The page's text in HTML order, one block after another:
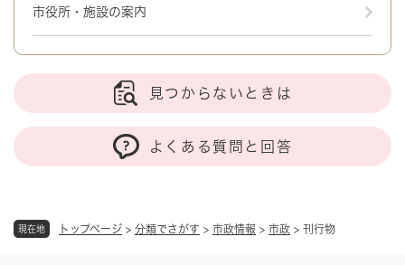
現在地 トップページ > 分類でさがす > 市政情報 > 市政 > 刊行物
市役所・施設の案内
見つからないときは
よくある質問と回答